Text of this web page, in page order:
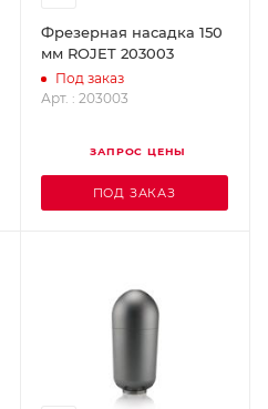
Фрезерная насадка 150
мм ROJET 203003
Под заказ
Арт. : 203003
ЗАПРОС ЦЕНЫ
ПОД ЗАКАЗ